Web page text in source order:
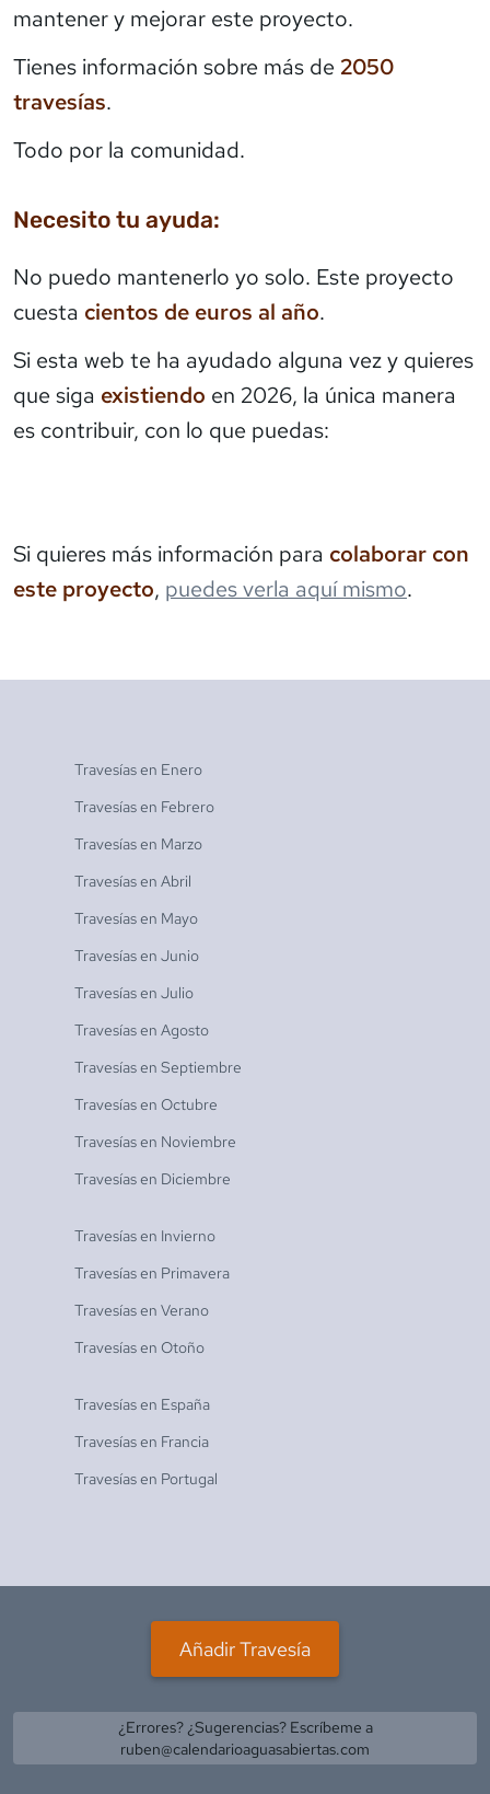
mantener y mejorar este proyecto.
Tienes información sobre más de 2050
travesías.
Todo por la comunidad.
Necesito tu ayuda:
No puedo mantenerlo yo solo. Este proyecto
cuesta cientos de euros al año.
Si esta web te ha ayudado alguna vez y quieres
que siga existiendo en 2026, la única manera
es contribuir, con lo que puedas:
Si quieres más información para colaborar con
este proyecto, puedes verla aquí mismo.
Travesías en Enero
Travesías en Febrero
Travesías en Marzo
Travesías en Abril
Travesías en Mayo
Travesías en Junio
Travesías en Julio
Travesías en Agosto
Travesías en Septiembre
Travesías en Octubre
Travesías en Noviembre
Travesías en Diciembre
Travesías en Invierno
Travesías en Primavera
Travesías en Verano
Travesías en Otoño
Travesías en España
Travesías en Francia
Travesías en Portugal
Añadir Travesía
¿Errores? ¿Sugerencias? Escríbeme a
ruben@calendarioaguasabiertas.com